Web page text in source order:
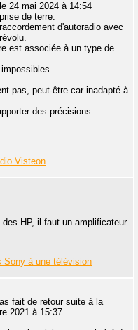
24 mai 2024 à 14:54
de terre.
d'autoradio avec
est associée à un type de
pas, peut-être car inadapté à
des précisions.
Visteon
HP, il faut un amplificateur
Sony à une télévision
fait de retour suite à la
2021 à 15:37.